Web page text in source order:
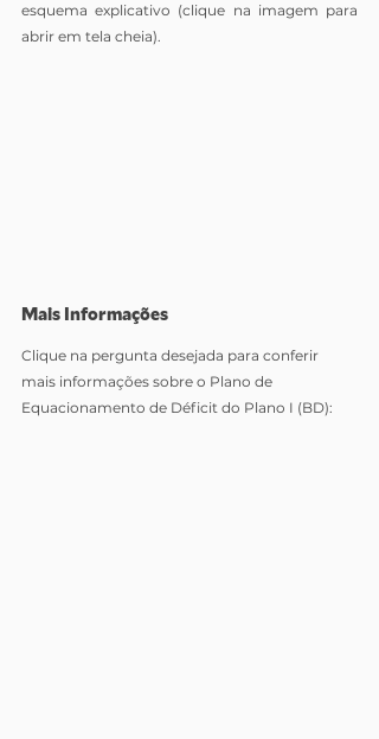
esquema explicativo (clique na imagem para
abrir em tela cheia).
Mais Informações
Clique na pergunta desejada para conferir
mais informações sobre o Plano de
Equacionamento de Déficit do Plano I (BD):